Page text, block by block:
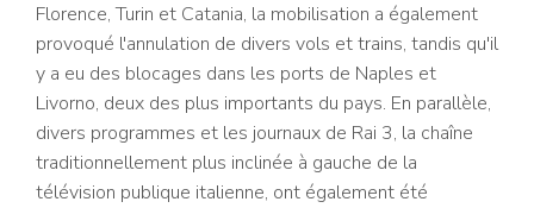
Florence, Turin et Catania, la mobilisation a également
provoqué l'annulation de divers vols et trains, tandis qu'il
y a eu des blocages dans les ports de Naples et
Livorno, deux des plus importants du pays. En parallèle,
divers programmes et les journaux de Rai 3, la chaîne
traditionnellement plus inclinée à gauche de la
télévision publique italienne, ont également été